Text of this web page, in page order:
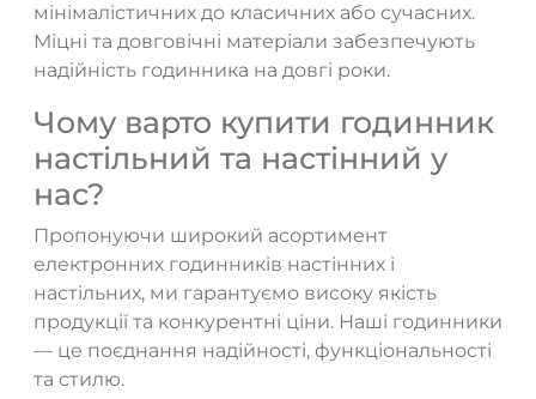
мінімалістичних до класичних або сучасних.
Міцні та довговічні матеріали забезпечують
надійність годинника на довгі роки.
Чому варто купити годинник
настільний та настінний у
нас?
Пропонуючи широкий асортимент
електронних годинників настінних і
настільних, ми гарантуємо високу якість
продукції та конкурентні ціни. Наші годинники
— це поєднання надійності, функціональності
та стилю.